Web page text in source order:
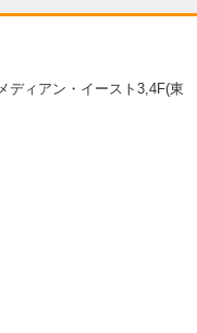
ディアン・イースト3,4F(東